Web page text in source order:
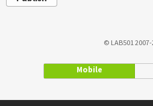
© LAB501
Mobile